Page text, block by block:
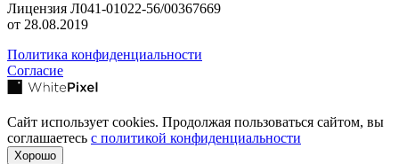
Лицензия Л041-01022-56/00367669
от 28.08.2019
Политика конфиденциальности
Согласие
Сайт использует cookies. Продолжая пользоваться сайтом, вы
соглашаетесь с политикой конфиденциальности
Хорошо